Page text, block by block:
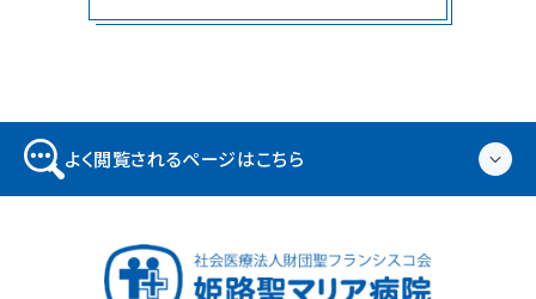
よく閲覧されるページはこちら